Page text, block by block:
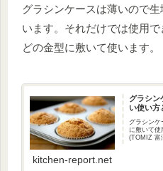
グラシンケースは薄いので
います。それだけでは使用
どの金型に敷いて使います。
グラシン
い使い方
グラシン
に敷いて
(TOMIZ 富
kitchen-report.net